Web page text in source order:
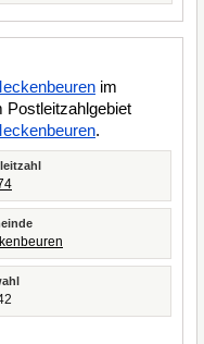
im
Postleitzahlgebiet
.